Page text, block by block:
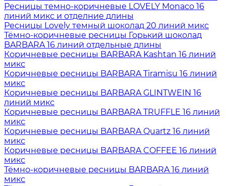
Ресницы темно-коричневые LOVELY Monaco 16
линий микс и отделние длины
Ресницы Lovely темный шоколад 20 линий микс
Тёмно-коричневые ресницы Горький шоколад
BARBARA 16 линий отдельные длины
Коричневые ресницы BARBARA Kashtan 16 линий
микс
Коричневые ресницы BARBARA Tiramisu 16 линий
микс
Коричневые ресницы BARBARA GLINTWEIN 16
линий микс
Коричневые ресницы BARBARA TRUFFLE 16 линий
микс
Коричневые ресницы BARBARA Quartz 16 линий
микс
Коричневые ресницы BARBARA COFFEE 16 линий
микс
Тёмно-коричневые ресницы BARBARA 16 линий
микс